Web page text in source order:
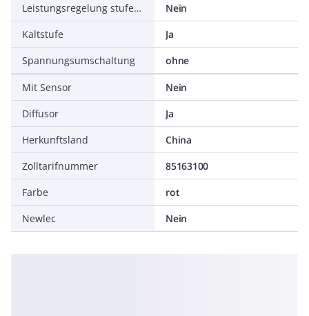
Leistungsregelung stufenlos
Nein
Kaltstufe
Ja
Spannungsumschaltung
ohne
Mit Sensor
Nein
Diffusor
Ja
Herkunftsland
China
Zolltarifnummer
85163100
Farbe
rot
Newlec
Nein